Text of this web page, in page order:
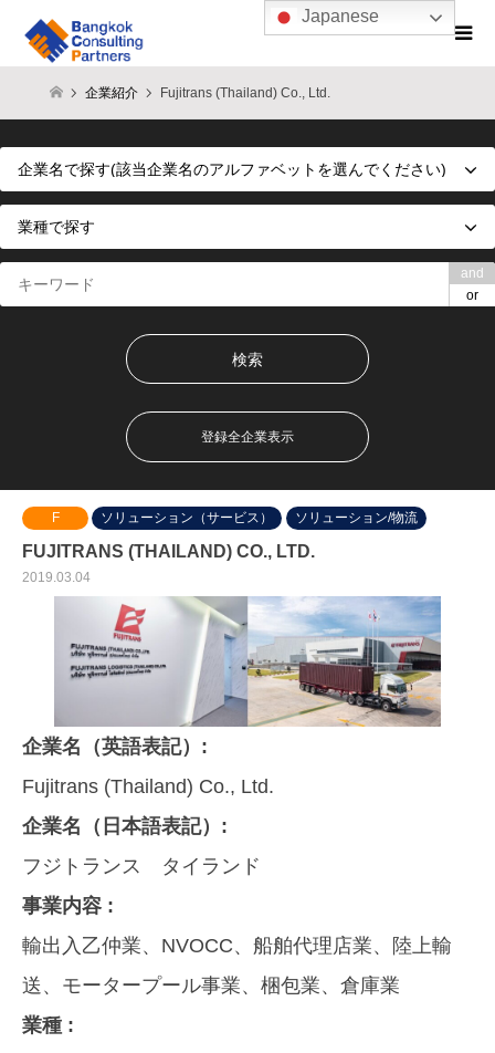
企業紹介 Fujitrans (Thailand) Co., Ltd.
and
or
登録全企業表示
F ソリューション（サービス） ソリューション/物流
FUJITRANS (THAILAND) CO., LTD.
2019.03.04
企業名（英語表記）:
Fujitrans (Thailand) Co., Ltd.
企業名（日本語表記）:
フジトランス タイランド
事業内容 :
輸出入乙仲業、NVOCC、船舶代理店業、陸上輸
送、モータープール事業、梱包業、倉庫業
業種 :
Japanese